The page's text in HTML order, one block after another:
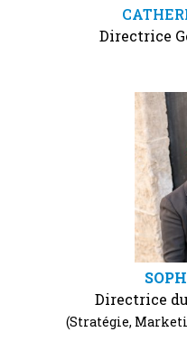
Directrice
Directrice
(Stratégie,